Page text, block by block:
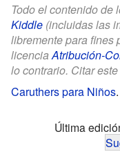
Todo el contenido de
Kiddle (incluidas las
libremente para fines
licenciaAtribución-
lo contrario. Citar
Caruthers para Niños.
Última